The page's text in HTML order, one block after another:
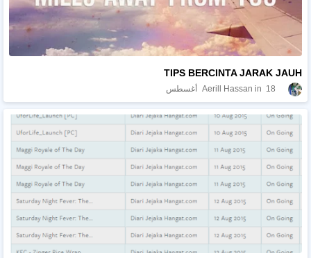
TIPS BERCINTA JARAK JAUH
Aerill Hassan 18 أغسطس